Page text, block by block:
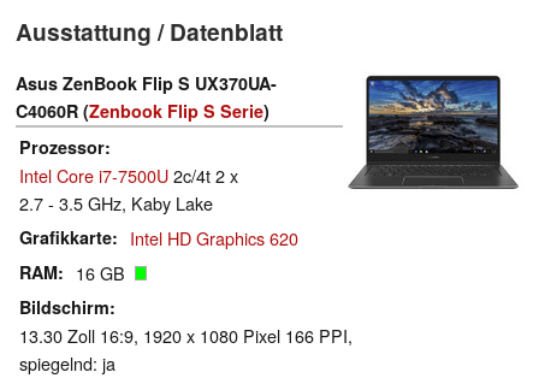
Ausstattung / Datenblatt
Asus ZenBook Flip S UX370UA-
C4060R (Zenbook Flip S Serie)
Prozessor
Intel Core i7-7500U2c/4t 2 x
2.7 - 3.5 GHz, Kaby Lake
Grafikkarte Intel HD Graphics 620
RAM 16 GB
Bildschirm
13.30 Zoll 16:9, 1920 x 1080 Pixel 166 PPI,
spiegelnd: ja